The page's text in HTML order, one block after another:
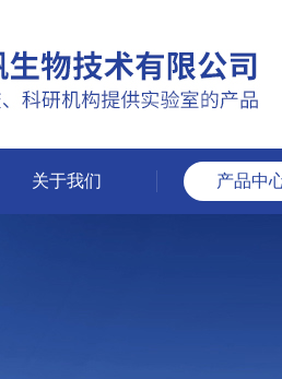
关于我们 产品中